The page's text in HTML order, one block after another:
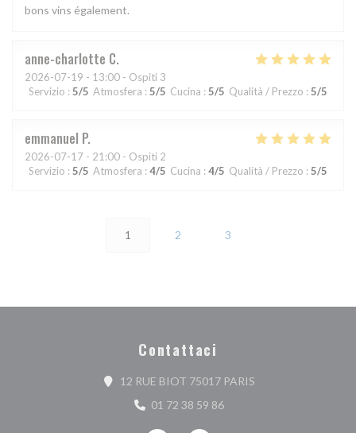
bons vins également.
anne-charlotte C
2026-07-19 - 13:00 - Ospiti 3
Servizio : 5/5 Atmosfera : 5/5 Cucina : 5/5 Qualità / Prezzo : 5/5
emmanuel P
2026-07-17 - 21:00 - Ospiti 2
Servizio : 5/5 Atmosfera : 4/5 Cucina : 4/5 Qualità / Prezzo : 5/5
1 2 3
Contattaci
12 RUE BIOT 75017 PARIS((apre una nuova
01 72 38 59 86